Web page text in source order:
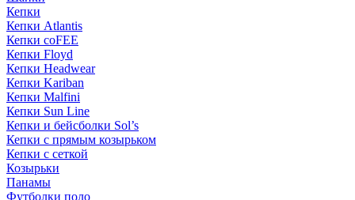
Кепки
Кепки Atlantis
Кепки coFEE
Кепки Floyd
Кепки Headwear
Кепки Kariban
Кепки Malfini
Кепки Sun Line
Кепки и бейсболки Sol’s
Кепки с прямым козырьком
Кепки с сеткой
Козырьки
Панамы
Футболки поло